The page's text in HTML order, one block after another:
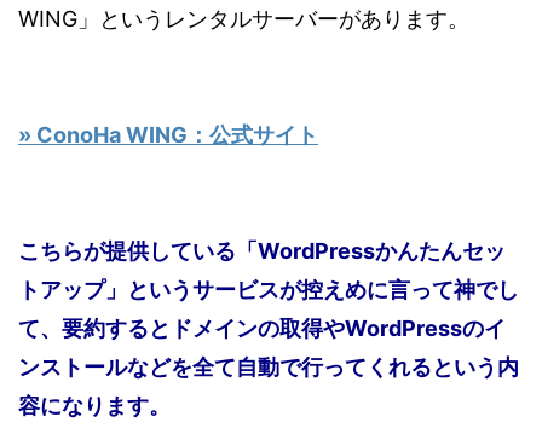
WING」というレンタルサーバーがあります。
» ConoHa WING：公式サイト
こちらが提供している「WordPressかんたんセッ
トアップ」というサービスが控えめに言って神でし
て、要約するとドメインの取得やWordPressのイ
ンストールなどを全て自動で行ってくれるという内
容になります。